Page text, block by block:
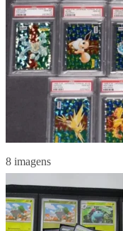
8 imagens